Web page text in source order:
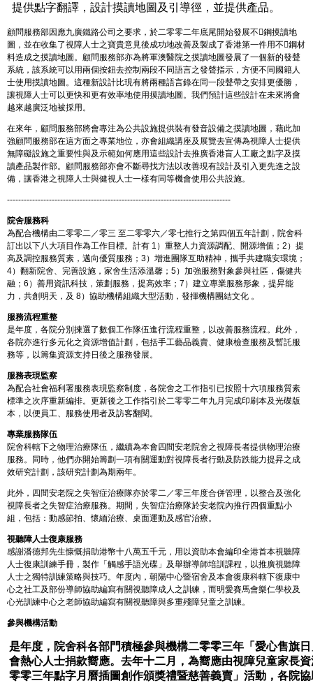
提供點字翻譯，設計摸讀地圖及引導徑，並提供產品。
顧問服務部因應九廣鐵路公司之要求，於二零零二年底尾開始發展不鋼摸讀地
圖，並在收集了視障人士之寶貴意見後成功地改善及製成了香港第一件用不鋼材
料造成之摸讀地圖。顧問服務部亦為將軍澳醫院之摸讀地圖發展了一個新的發聲
系統，該系統可以用兩個按鈕去控制兩段不同語言之發聲指示，方便不同國籍人
士使用摸讀地圖。這種新設計比現有將兩種語言錄在同一段聲帶之安排更優勝，
讓視障人士可以更快和更有效率地使用摸讀地圖。我們預計這些設計在未來將會
越來越廣泛地被採用。
在來年，顧問服務部將會專注為公共設施提供裝有發音設備之摸讀地圖，藉此加
強顧問服務部在這方面之專業地位，亦會組織講座及展覽去宣傳為視障人士提供
無障礙設施之重要性與及示範如何應用這些設計去推廣香港盲人工廠之點字及摸
讀產品製作部。顧問服務部亦會不斷尋找方法以改善現有設計及引入更先進之設
備，讓香港之視障人士與健視人士一樣有同等機會使用公共設施。
--------------------------------------------------------------------------------
院舍服務科
為配合機構由二零零二／零三 至二零零六／零七推行之第四個五年計劃，院舍科
訂出以下八大項目作為工作目標。計有 1）重整人力資源調配、開源增值；2）提
高及調控服務質素，邁向優質服務；3）增進團隊互助精神，攜手共建職安環境；
4）翻新院舍、完善設施，家舍生活添溫馨；5）加強服務對象參與社區，傷健共
融；6）善用資訊科技，策劃服務，提高效率；7）建立專業服務形象，提昇能
力，共創明天，及 8）協助機構組織大型活動，發揮機構團結文化 。
服務流程重整
是年度，各院分別揀選了數個工作隊伍進行流程重整，以改善服務流程。此外，
各院亦進行多元化之資源增值計劃，包括手工藝品義賣、健康檢查服務及暫託服
務等，以籌集資源支持日後之服務發展。
服務表現監察
為配合社會福利署服務表現監察制度，各院舍之工作指引已按照十六項服務質素
標準之次序重新編排。更新後之工作指引於二零零二年九月完成印刷本及光碟版
本，以便員工、服務使用者及訪客翻閱。
專業服務隊伍
院舍科轄下之物理治療隊伍，繼續為本會四間安老院舍之視障長者提供物理治療
服務。同時，他們亦開始籌劃一項有關運動對視障長者行動及防跌能力提昇之成
效研究計劃，該研究計劃為期兩年。
此外，四間安老院之失智症治療隊亦於零二／零三年度合併管理，以整合及強化
視障長者之失智症治療服務。期間，失智症治療隊於安老院內推行四個重點小
組，包括：動感節拍、懷緬治療、桌面運動及感官治療。
視聽障人士復康服務
感謝潘德邦先生慷慨捐助港幣十八萬五千元，用以資助本會編印全港首本視聽障
人士復康訓練手冊，製作「觸感手語光碟」及舉辦導師培訓課程，以推廣視聽障
人士之獨特訓練策略與技巧。年度內，朝陽中心暨宿舍及本會復康科轄下復康中
心之社工及部份導師協助編寫有關視聽障成人之訓練，而明愛賽馬會樂仁學校及
心光訓練中心之老師協助編寫有關視聽障與多重殘障兒童之訓練。
參與機構活動
是年度，院舍科各部門積極參與機構二零零三年「愛心售旗
會熱心人士捐款嚮應。去年十二月，為嚮應由視障兒童家長
零零三年點字月曆插圖創作頒獎禮暨慈善義賣」活動，各院